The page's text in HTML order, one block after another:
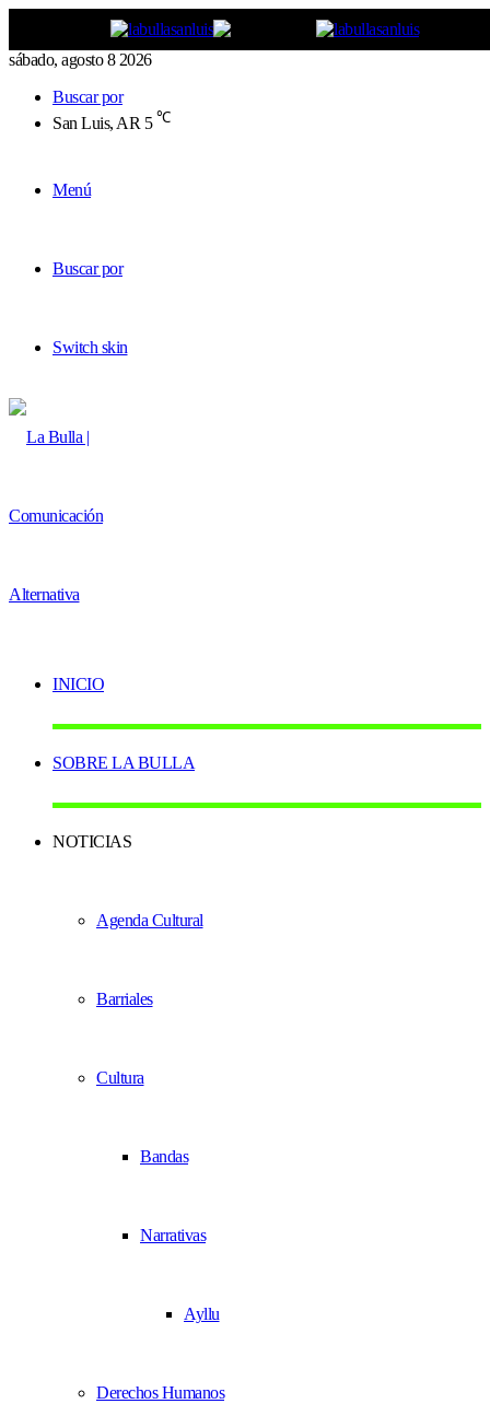
sábado, agosto 8 2026
Buscar por
San Luis, AR 5 ℃
Menú
Buscar por
Switch skin
INICIO
SOBRE LA BULLA
NOTICIAS
Agenda Cultural
Barriales
Cultura
Bandas
Narrativas
Ayllu
Derechos Humanos